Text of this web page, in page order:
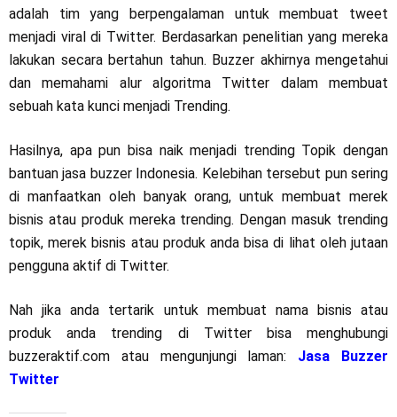
adalah tim yang berpengalaman untuk membuat tweet
menjadi viral di Twitter. Berdasarkan penelitian yang mereka
lakukan secara bertahun tahun. Buzzer akhirnya mengetahui
dan memahami alur algoritma Twitter dalam membuat
sebuah kata kunci menjadi Trending.
Hasilnya, apa pun bisa naik menjadi trending Topik dengan
bantuan jasa buzzer Indonesia. Kelebihan tersebut pun sering
di manfaatkan oleh banyak orang, untuk membuat merek
bisnis atau produk mereka trending. Dengan masuk trending
topik, merek bisnis atau produk anda bisa di lihat oleh jutaan
pengguna aktif di Twitter.
Nah jika anda tertarik untuk membuat nama bisnis atau
produk anda trending di Twitter bisa menghubungi
buzzeraktif.com atau mengunjungi laman: Jasa Buzzer
Twitter